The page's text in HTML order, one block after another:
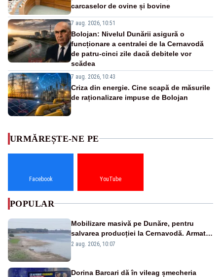
carcaselor de ovine și bovine
7 aug. 2026, 10:51
Bolojan: Nivelul Dunării asigură o
funcționare a centralei de la Cernavodă
de patru-cinci zile dacă debitele vor
scădea
7 aug. 2026, 10:43
Criza din energie. Cine scapă de măsurile
de raționalizare impuse de Bolojan
URMĂREȘTE-NE PE
Facebook YouTube
POPULAR
Mobilizare masivă pe Dunăre, pentru
salvarea producției la Cernavodă. Armata
va detona o stâncă și va devia apa
2 aug. 2026, 10:07
Dorina Barcari dă în vileag șmecheria